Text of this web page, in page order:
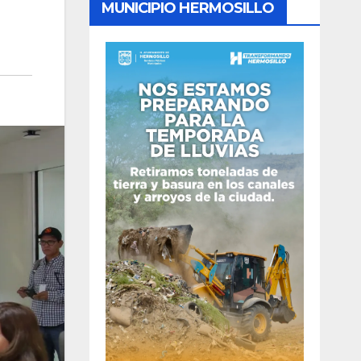
MUNICIPIO HERMOSILLO